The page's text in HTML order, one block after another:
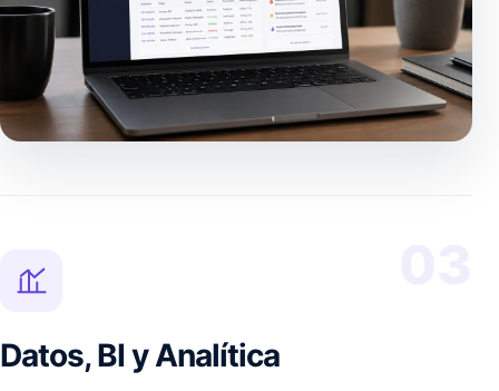
Datos, BI y Analítica